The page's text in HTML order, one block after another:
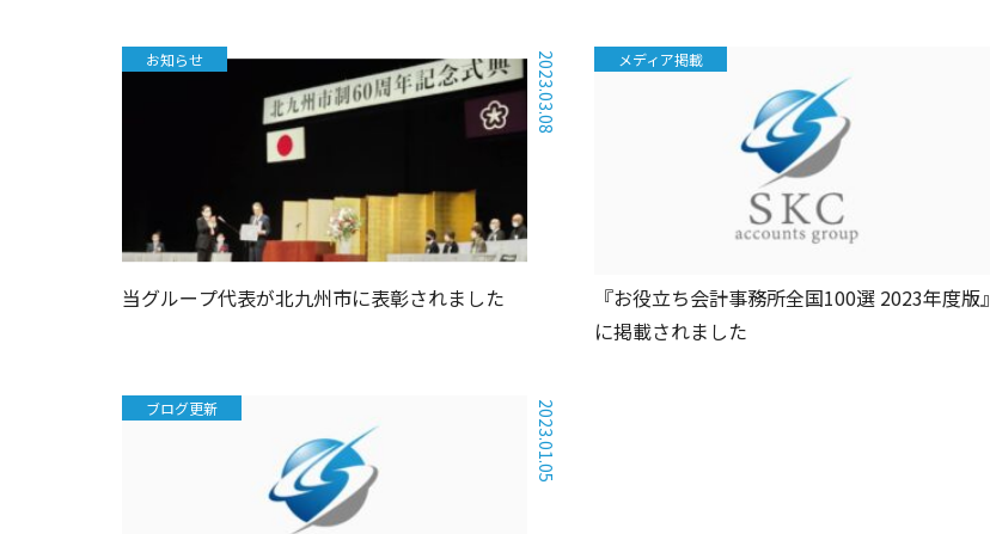
2023.03.08
お知らせ
当グループ代表が北九州市に表彰されました
メディア掲載
『お役立ち会計事務所全国100選 2023年度版』
に掲載されました
2023.01.05
ブログ更新